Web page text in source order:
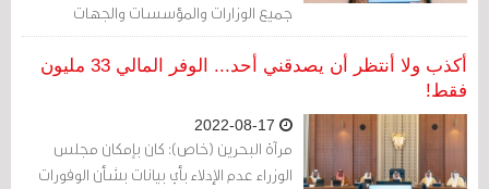
جميع الوزارات والمؤسسات والجهات
الحكومية، على أن يتم تعريض ساعات العمل
الإضافية أيام إجازة.
أكذب ولا أنتظر أن يصدقني أحد... الوفر المالي 33 مليون
فقط!
مرآة البحرين (خاص): كان بإمكان مجلس
الوزراء عدم الإدلاء بأي بيانات بشأن الوفورات